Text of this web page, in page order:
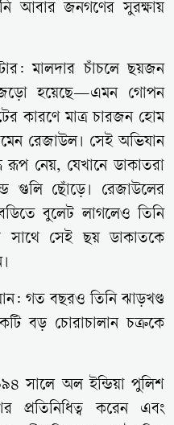
আবার জনগণের সুরক্ষায়
মালদার চাঁচলে ছয়জন
জড়ো হয়েছে—এমন গোপন
কারণে মাত্র চারজন হোম
রেজাউল। সেই অভিযান
নেয়, যেখানে ডাকাতরা
গুলি ছোঁড়ে। রেজাউলের
বুলেট লাগলেও তিনি
সাথে সেই ছয় ডাকাতকে
গত বছরও তিনি ঝাড়খণ্ড
বড় চোরাচালান চক্রকে
সালে অল ইন্ডিয়া পুলিশ
প্রতিনিধিত্ব করেন এবং